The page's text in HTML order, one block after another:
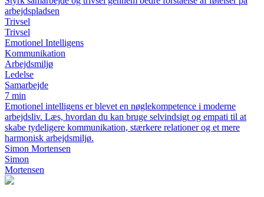
arbejdspladsen
Trivsel
Trivsel
Emotionel Intelligens
Kommunikation
Arbejdsmiljø
Ledelse
Samarbejde
7 min
Emotionel intelligens er blevet en nøglekompetence i moderne
arbejdsliv. Læs, hvordan du kan bruge selvindsigt og empati til at
skabe tydeligere kommunikation, stærkere relationer og et mere
harmonisk arbejdsmiljø.
Simon Mortensen
Simon
Mortensen